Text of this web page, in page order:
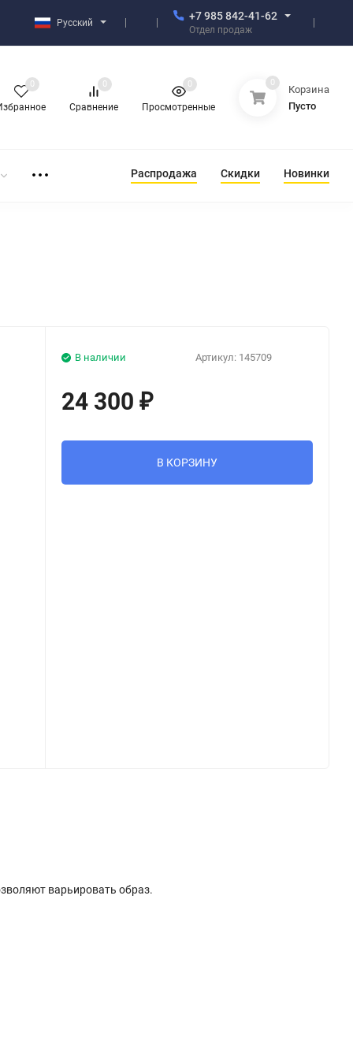
Русский
+7 985 842-41-62
Отдел продаж
0
Сравнение
0
Просмотренные
0 0
Корзина
Пусто
Распродажа Скидки Новинки
Артикул: 145709
В наличии
24 300₽
В КОРЗИНУ
варьировать образ.